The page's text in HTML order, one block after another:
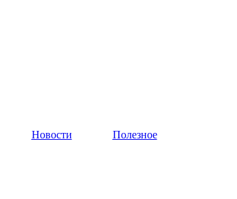
Новости Полезное